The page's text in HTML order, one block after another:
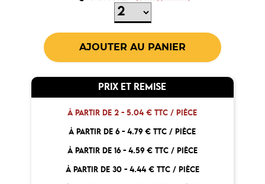
PRIX ET REMISE
À PARTIR DE 2 -5.04 € TTC / PIÈCE
À PARTIR DE 6 -4.79 € TTC / PIÈCE
À PARTIR DE 16 - 4.59 € TTC / PIÈCE
À PARTIR DE 30 - 4.44 € TTC / PIÈCE